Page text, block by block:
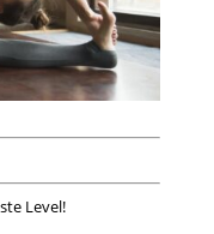
Level!